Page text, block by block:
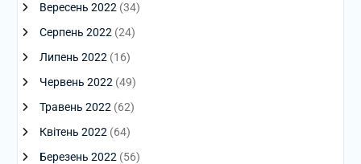
Вересень 2022 (34)
Серпень 2022 (24)
Липень 2022 (16)
Червень 2022 (49)
Травень 2022 (62)
Квітень 2022 (64)
Березень 2022 (56)